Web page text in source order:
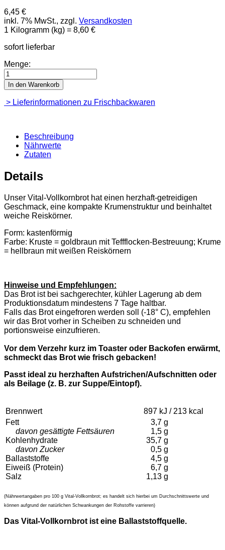
6,45 €
inkl. 7% MwSt., zzgl. Versandkosten
1 Kilogramm (kg) = 8,60 €
sofort lieferbar
Menge:
In den Warenkorb
> Lieferinformationen zu Frischbackwaren
Beschreibung
Nährwerte
Zutaten
Details
Unser Vital-Vollkornbrot hat einen herzhaft-getreidigen
Geschmack, eine kompakte Krumenstruktur und beinhaltet
weiche Reiskörner.
Form: kastenförmig
Farbe: Kruste = goldbraun mit Teffflocken-Bestreuung; Krume
= hellbraun mit weißen Reiskörnern
Hinweise und Empfehlungen:
Das Brot ist bei sachgerechter, kühler Lagerung ab dem
Produktionsdatum mindestens 7 Tage haltbar.
Falls das Brot eingefroren werden soll (-18° C), empfehlen
wir das Brot vorher in Scheiben zu schneiden und
portionsweise einzufrieren.
Vor dem Verzehr kurz im Toaster oder Backofen erwärmt,
schmeckt das Brot wie frisch gebacken!
Passt ideal zu herzhaften Aufstrichen/Aufschnitten oder
als Beilage (z. B. zur Suppe/Eintopf).
Brennwert
897 kJ / 213 kcal
Fett
davon gesättigte Fettsäuren
Kohlenhydrate
davon Zucker
Ballaststoffe
Eiweiß (Protein)
Salz
3,7 g
1,5 g
35,7 g
0,5 g
4,5 g
6,7 g
1,13 g
(Nährwertangaben pro 100 g Vital-Vollkornbrot; es handelt sich hierbei um Durchschnittswerte und
können aufgrund der natürlichen Schwankungen der Rohstoffe varrieren)
Das Vital-Vollkornbrot ist eine Ballaststoffquelle.